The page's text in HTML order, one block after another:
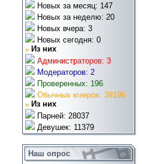
Новых за месяц: 147
Новых за неделю: 20
Новых вчера: 3
Новых сегодня: 0
» Из них
Администраторов: 3
Модераторов: 2
Проверенных: 196
Обычных юзеров: 39196
» Из них
Парней: 28037
Девушек: 11379
Наш опрос